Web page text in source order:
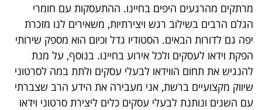
מרתקים מהרגעים היפים בחיינו. ההתעסקות עם חומרי
הגלם הרבים בשילוב רגש ויצירתיות, משאירים לנו מזכרת
יפה גם לדורות הבאים. הסטודיו גדל וכיום הוא מספק שירותי
הפקת וידאו לעסקים ולכל אירוע בחיינו. בנוסף, על מנת
להנגיש את תחום הווידאו לבעלי עסקים ולתת במה לסרטוני
שיווק מקצועיים ברשת, אני מעבירה את הידע הרב שצברתי
עם השנים ונותנת לבעלי עסקים כלים ליצירת סרטוני וידאו